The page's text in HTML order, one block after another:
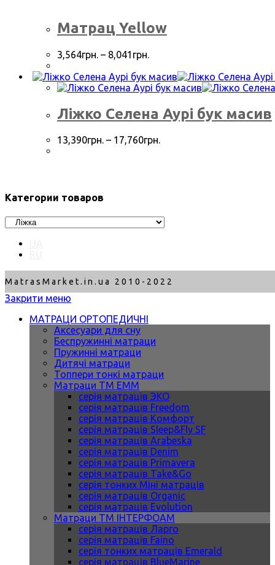
Матрац Yellow
3,564грн. – 8,041 грн.
Ліжко Селена Аурі бук масив
13,390грн. – 17,760грн.
Категории товаров
MatrasMarket.in.ua 2010-2022
Закрити меню
МАТРАЦИ ОРТОПЕДИЧНІ
Аксесуари для сну
Беспружинні матраци
Пружинні матраци
Дитячі матраци
Топпери тонкі матраци
Матраци ТМ ЕММ
серія матраців ЭКО
серія матраців Freedom
серія матраців Комфорт
серія матраців Sleep&Fly SF
серія матраців Arabeska
серія матраців Denim
серія матраців Primavera
серія матраців Take&Go
серія тонких Міні матраців
серія матраців Organic
серія матраців Evolution
Матраци ТМ ІНТЕРФОАМ
серія матраців Ларго
серія матраців Faino
серія тонких матраців Emerald
серія матраців BlueMarine